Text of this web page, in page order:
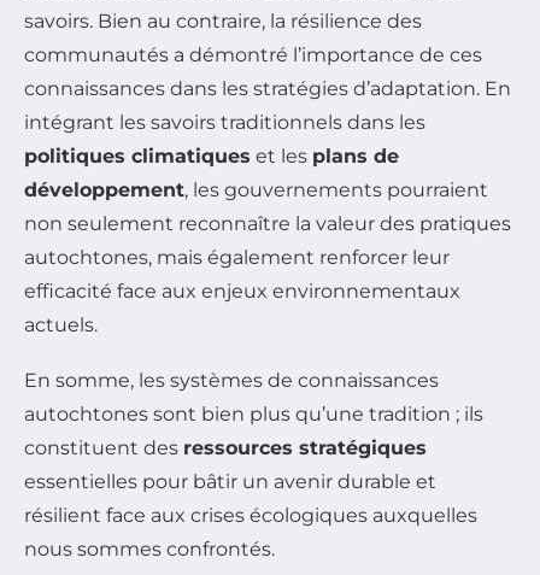
savoirs. Bien au contraire, la résilience des
communautés a démontré l’importance de ces
connaissances dans les stratégies d’adaptation. En
intégrant les savoirs traditionnels dans les
politiques climatiques et les plans de
développement, les gouvernements pourraient
non seulement reconnaître la valeur des pratiques
autochtones, mais également renforcer leur
efficacité face aux enjeux environnementaux
actuels.
En somme, les systèmes de connaissances
autochtones sont bien plus qu’une tradition ; ils
constituent des ressources stratégiques
essentielles pour bâtir un avenir durable et
résilient face aux crises écologiques auxquelles
nous sommes confrontés.